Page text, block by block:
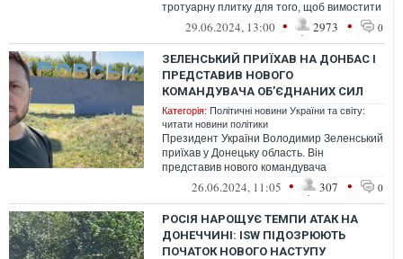
тротуарну плитку для того, щоб вимостити
їй майданчики та тротуари в Маріупо...
29.06.2024, 13:00 • 2973 • 0
ЗЕЛЕНСЬКИЙ ПРИЇХАВ НА ДОНБАС І
ПРЕДСТАВИВ НОВОГО
КОМАНДУВАЧА ОБ’ЄДНАНИХ СИЛ
Категорія: Політичні новини України та світу:
читати новини політики
Президент України Володимир Зеленський
приїхав у Донецьку область. Він
представив нового командувача
Об’єднаних сил генерала Андрія Гнатова
26.06.2024, 11:05 • 307 • 0
РОСІЯ НАРОЩУЄ ТЕМПИ АТАК НА
ДОНЕЧЧИНІ: ISW ПІДОЗРЮЮТЬ
ПОЧАТОК НОВОГО НАСТУПУ